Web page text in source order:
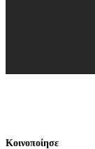
Κοινοποίησε